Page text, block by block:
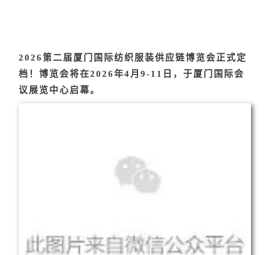
2026第二届厦门国际纺织服装供应链博览会 正式定
档！博览会将在2026年4月9-11日， 于厦门国际会
议展览中心启幕。